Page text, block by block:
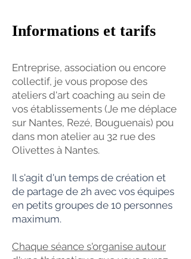
Informations et tarifs
Entreprise, association ou encore
collectif, je vous propose des
ateliers d'art coaching au sein de
vos établissements (Je me déplace
sur Nantes, Rezé, Bouguenais) pou
dans mon atelier au 32 rue des
Olivettes à Nantes.
Il s'agit d'un temps de création et
de partage de 2h avec vos équipes
en petits groupes de 10 personnes
maximum.
Chaque séance s'organise autour